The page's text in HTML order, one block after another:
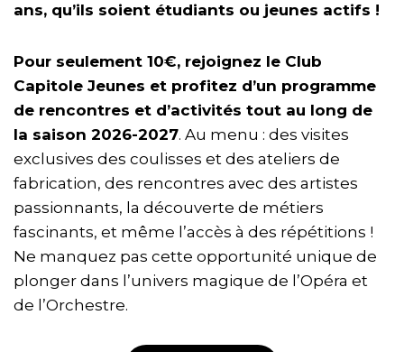
ans, qu’ils soient étudiants ou jeunes actifs !
Pour seulement 10€, rejoignez le Club
Capitole Jeunes et profitez d’un programme
de rencontres et d’activités tout au long de
la saison 2026-2027. Au menu : des visites
exclusives des coulisses et des ateliers de
fabrication, des rencontres avec des artistes
passionnants, la découverte de métiers
fascinants, et même l’accès à des répétitions !
Ne manquez pas cette opportunité unique de
plonger dans l’univers magique de l’Opéra et
de l’Orchestre.